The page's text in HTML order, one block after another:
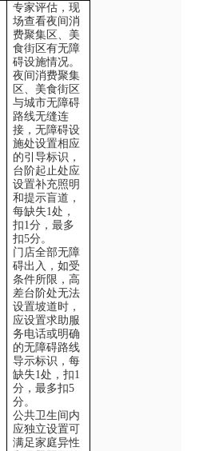
专家评估，现
场查看夜间消
费聚集区、美
食街区有无障
碍设施情况。
夜间消费聚集
区、美食街区
与城市无障碍
路线无缝连
接，无障碍设
施处设置相应
的引导标识，
台阶起止处应
设置补充照明
和提示盲道，
每缺失1处，
扣1分，最多
扣5分。
门店全部无障
碍出入，如受
条件所限，高
差台阶处无法
设置坡道时，
应设置求助服
务电话或明确
的无障碍路线
导示标识，每
缺失1处，扣1
分，最多扣5
分。
公共卫生间内
应独立设置可
满足家庭异性